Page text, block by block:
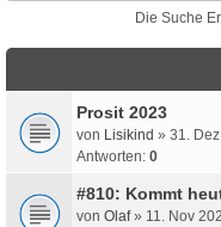
Die Suche
Prosit 2023
von Lisikind » 31.
Antworten: 0
#810: Kommt
von Olaf» 11. Nov